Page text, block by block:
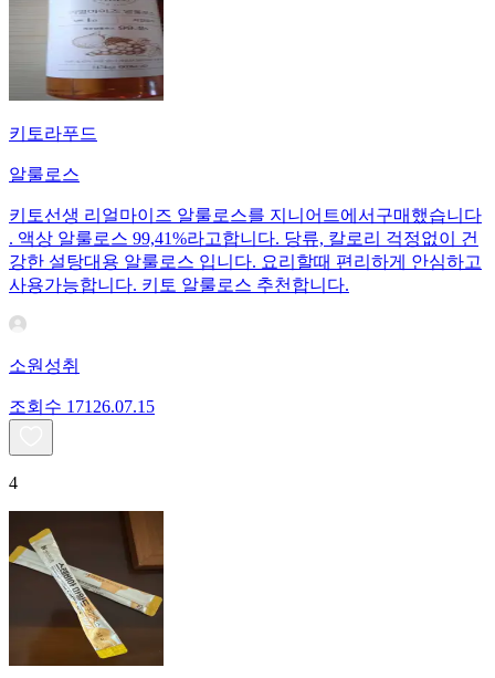
키토라푸드
알룰로스
키토선생 리얼마이즈 알룰로스를 지니어트에서구매했습니다
. 액상 알룰로스 99,41%라고합니다. 당류, 칼로리 걱정없이 건
강한 설탕대용 알룰로스 입니다. 요리할때 편리하게 안심하고
사용가능합니다. 키토 알룰로스 추천합니다.
소원성취
조회수 171 26.07.15
4